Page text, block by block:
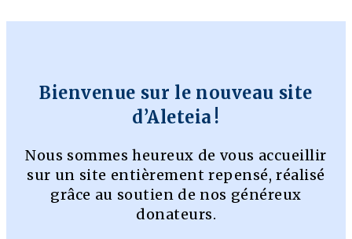
Bienvenue sur le nouveau site
d’Aleteia !
Nous sommes heureux de vous accueillir
sur un site entièrement repensé, réalisé
grâce au soutien de nos généreux
donateurs.